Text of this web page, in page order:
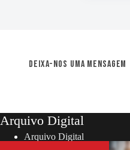
Deixa-nos uma mensagem
Arquivo Digital
Arquivo Digital